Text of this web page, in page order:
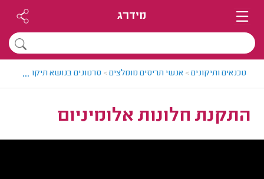
מידרג
טכנאים ותיקונים> אנשי תריסים מומלצים> סרטונים בנושא תיקוני...
התקנת חלונות אלומיניום